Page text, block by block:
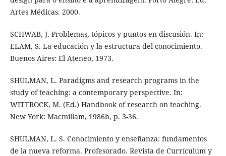
Artes Médicas. 2000.
SCHWAB, J. Problemas, tópicos y puntos en discusión. In:
ELAM, S. La educación y la estructura del conocimiento.
Buenos Aires: El Ateneo, 1973.
SHULMAN, L. Paradigms and research programs in the
study of teaching: a contemporary perspective. In:
WITTROCK, M. (Ed.) Handbook of research on teaching.
New York: Macmillam, 1986b, p. 3-36.
SHULMAN, L. S. Conocimiento y enseñanza: fundamentos
de la nueva reforma. Profesorado. Revista de Currículum y